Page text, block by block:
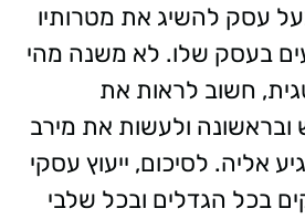
עסק להשיג את מטרותיו
בעסק שלו. לא משנה מהי
חשוב לראות את
ולעשות את מירב
אליה. לסיכום, ייעוץ עסקי
בכל הגדלים ובכל שלבי